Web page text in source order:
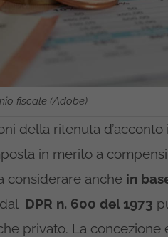
fiscale (Adobe)
della ritenuta
in merito a
considerare anche in
DPR n. 600 del 1973
privato. La concezione